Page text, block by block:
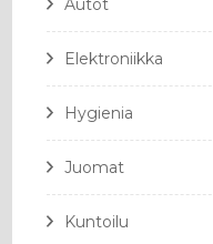
Autot
Elektroniikka
Hygienia
Juomat
Kuntoilu